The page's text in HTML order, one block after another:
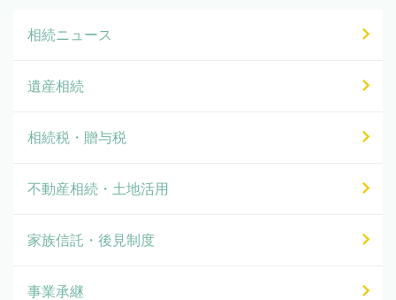
相続ニュース
遺産相続
相続税・贈与税
不動産相続・土地活用
家族信託・後見制度
事業承継